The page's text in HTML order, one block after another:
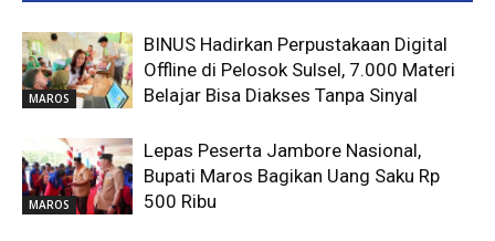
MAROS
BINUS Hadirkan Perpustakaan Digital
Offline di Pelosok Sulsel, 7.000 Materi
Belajar Bisa Diakses Tanpa Sinyal
MAROS
Lepas Peserta Jambore Nasional,
Bupati Maros Bagikan Uang Saku Rp
500 Ribu